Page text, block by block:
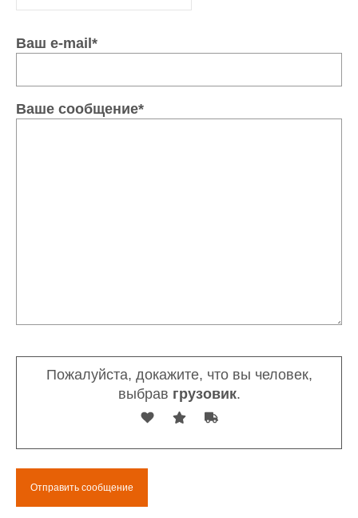
Ваш e-mail*
Ваше сообщение*
Пожалуйста, докажите, что вы человек,
выбрав грузовик.